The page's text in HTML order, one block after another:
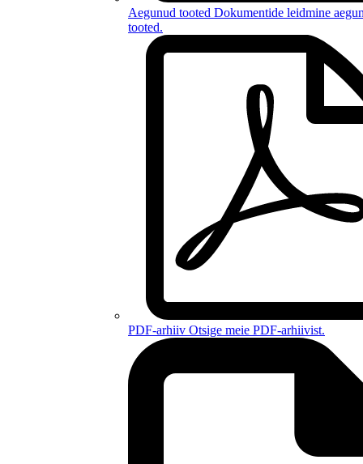
Aegunud tooted Dokumentide leidmine
tooted.
PDF-arhiiv Otsige meie PDF-arhiivist.